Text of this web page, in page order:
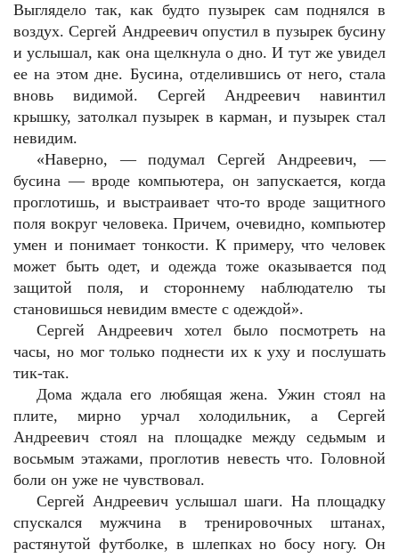
Выглядело так, как будто пузырек сам поднялся в
воздух. Сергей Андреевич опустил в пузырек бусину
и услышал, как она щелкнула о дно. И тут же увидел
ее на этом дне. Бусина, отделившись от него, стала
вновь видимой. Сергей Андреевич навинтил
крышку, затолкал пузырек в карман, и пузырек стал
невидим.
«Наверно, — подумал Сергей Андреевич, —
бусина — вроде компьютера, он запускается, когда
проглотишь, и выстраивает что-то вроде защитного
поля вокруг человека. Причем, очевидно, компьютер
умен и понимает тонкости. К примеру, что человек
может быть одет, и одежда тоже оказывается под
защитой поля, и стороннему наблюдателю ты
становишься невидим вместе с одеждой».
Сергей Андреевич хотел было посмотреть на
часы, но мог только поднести их к уху и послушать
тик-так.
Дома ждала его любящая жена. Ужин стоял на
плите, мирно урчал холодильник, а Сергей
Андреевич стоял на площадке между седьмым и
восьмым этажами, проглотив невесть что. Головной
боли он уже не чувствовал.
Сергей Андреевич услышал шаги. На площадку
спускался мужчина в тренировочных штанах,
растянутой футболке, в шлепках но босу ногу. Он